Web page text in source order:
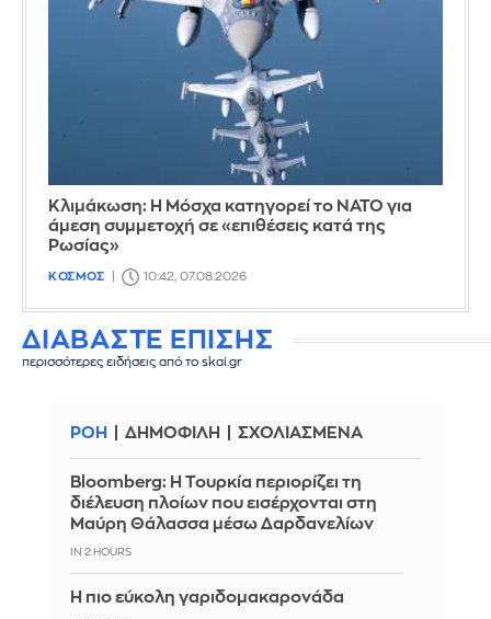
Κλιμάκωση: Η Μόσχα κατηγορεί το ΝΑΤΟ για
άμεση συμμετοχή σε «επιθέσεις κατά της
Ρωσίας»
ΚΟΣΜΟΣ 10:42, 07.08.2026
ΔΙΑΒΑΣΤΕ ΕΠΙΣΗΣ
περισσότερες ειδήσεις από το skai.gr
ΡΟΗ ΔΗΜΟΦΙΛΗ ΣΧΟΛΙΑΣΜΕΝΑ
Bloomberg: Η Τουρκία περιορίζει τη
διέλευση πλοίων που εισέρχονται στη
Μαύρη Θάλασσα μέσω Δαρδανελίων
IN 2 HOURS
Η πιο εύκολη γαριδομακαρονάδα